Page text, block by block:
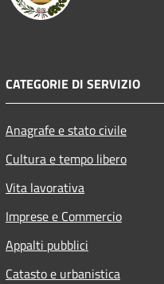
CATEGORIE DI SERVIZIO
Anagrafe e stato civile
Cultura e tempo libero
Vita lavorativa
Imprese e Commercio
Appalti pubblici
Catasto e urbanistica